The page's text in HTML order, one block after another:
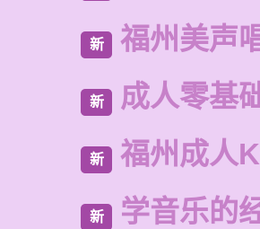
新 福州美声
新 成人零基
新 福州成人
新 学音乐的